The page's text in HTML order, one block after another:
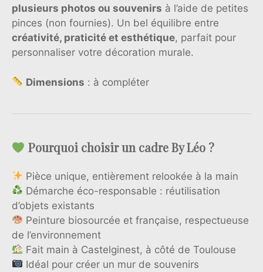
plusieurs photos ou souvenirs à l’aide de petites
pinces (non fournies). Un bel équilibre entre
créativité, praticité et esthétique, parfait pour
personnaliser votre décoration murale.
Dimensions : à compléter
Pourquoi choisir un cadre By Léo ?
Pièce unique, entièrement relookée à la main
Démarche éco-responsable : réutilisation
d’objets existants
Peinture biosourcée et française, respectueuse
de l’environnement
Fait main à Castelginest, à côté de Toulouse
Idéal pour créer un mur de souvenirs